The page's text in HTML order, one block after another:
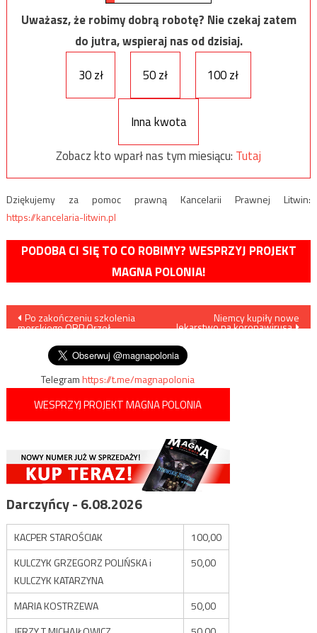
Uważasz, że robimy dobrą robotę? Nie czekaj zatem
do jutra, wspieraj nas od dzisiaj.
30 zł
50 zł 100 zł
Inna kwota
Zobacz kto wparł nas tym miesiącu: Tutaj
Dziękujemy za pomoc prawną Kancelarii Prawnej Litwin:
https://kancelaria-litwin.pl
PODOBA CI SIĘ TO CO ROBIMY? WESPRZYJ PROJEKT
MAGNA POLONIA!
Nawigacja
wpisu
Po zakończeniu szkolenia
morskiego ORP Orzeł
Niemcy kupiły nowe
lekarstwo na koronawirusa
Telegramhttps://t.me/magnapolonia
WESPRZYJ PROJEKT MAGNA POLONIA
Darczyńcy - 6.08.2026
KACPER STAROŚCIAK
100,00
KULCZYK GRZEGORZ POLIŃSKA i
KULCZYK KATARZYNA
50,00
MARIA KOSTRZEWA
50,00